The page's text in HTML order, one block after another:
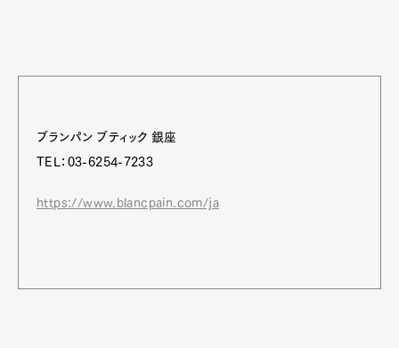
ブランパン ブティック 銀座
TEL：03-6254-7233
https://www.blancpain.com/ja